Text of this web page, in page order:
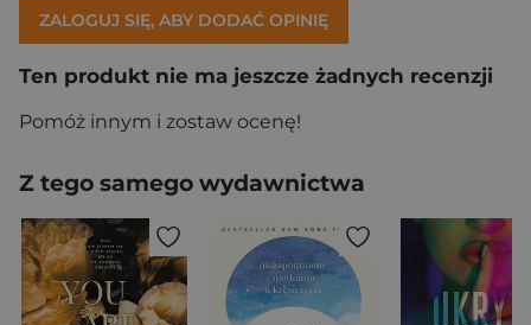
ZALOGUJ SIĘ, ABY DODAĆ OPINIĘ
Ten produkt nie ma jeszcze żadnych recenzji
Pomóż innym i zostaw ocenę!
Z tego samego wydawnictwa